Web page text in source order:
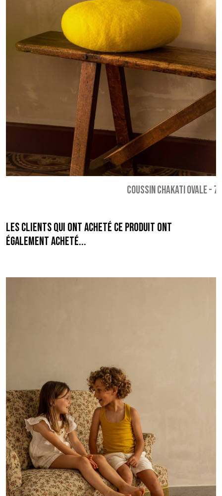
COUSSIN CHAKATI OVALE-
Les clients qui ont acheté ce produit ont
également acheté...